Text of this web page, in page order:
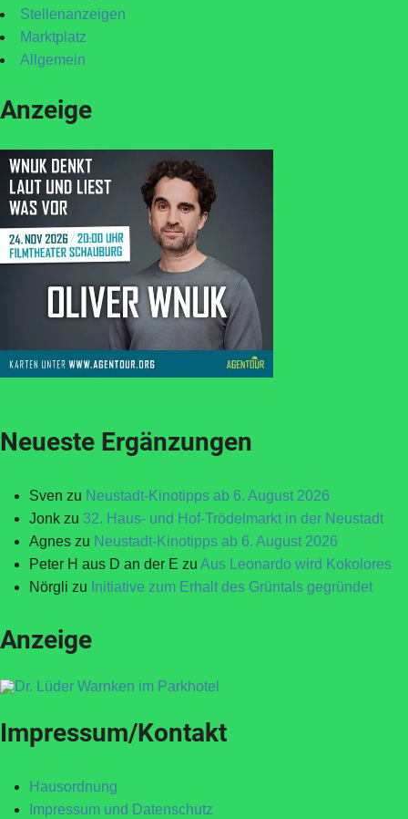
Stellenanzeigen
Marktplatz
Allgemein
Anzeige
Neueste Ergänzungen
Sven zu Neustadt-Kinotipps ab 6. August 2026
Jonk zu 32. Haus- und Hof-Trödelmarkt in der Neustadt
Agnes zu Neustadt-Kinotipps ab 6. August 2026
Peter H aus D an der E zu Aus Leonardo wird Kokolores
Nörgli zu Initiative zum Erhalt des Grüntals gegründet
Anzeige
Impressum/Kontakt
Hausordnung
Impressum und Datenschutz